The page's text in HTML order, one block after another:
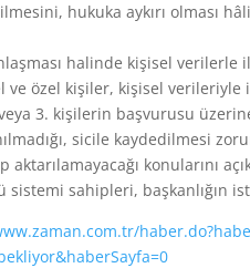
hukuka aykırı olması
halinde kişisel
ve özel kişiler, kişisel
3. kişilerin başvurusu
sicile kaydedilmesi
aktarılamayacağı konularını
sistemi sahipleri, başkanlığın